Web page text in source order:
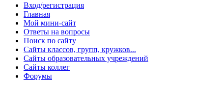
Вход/регистрация
Главная
Мой мини-сайт
Ответы на вопросы
Поиск по сайту
Сайты классов, групп, кружков...
Сайты образовательных учреждений
Сайты коллег
Форумы